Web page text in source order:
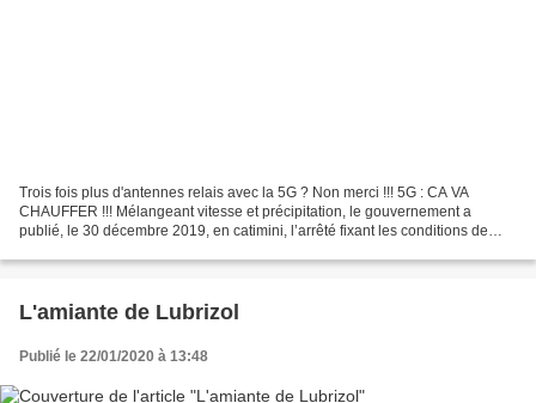
Trois fois plus d'antennes relais avec la 5G ? Non merci !!! 5G : CA VA
CHAUFFER !!! Mélangeant vitesse et précipitation, le gouvernement a
publié, le 30 décembre 2019, en catimini, l’arrêté fixant les conditions de
L'amiante de Lubrizol
Publié le 22/01/2020 à 13:48